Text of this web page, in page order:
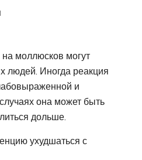
моллюсков могут
людей. Иногда реакция
и
она может быть
дольше.
ухудшаться с